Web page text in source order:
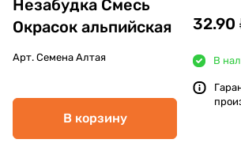
Незабудка Смесь
Окрасок альпийская
Арт. Семена Алтая
В корзину
32.90
В